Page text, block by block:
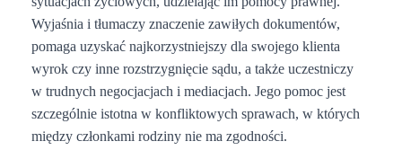
Wyjaśnia i tłumaczy znaczenie zawiłych dokumentów,
pomaga uzyskać najkorzystniejszy dla swojego klienta
wyrok czy inne rozstrzygnięcie sądu, a także uczestniczy
w trudnych negocjacjach i mediacjach. Jego pomoc jest
szczególnie istotna w konfliktowych sprawach, w których
między członkami rodziny nie ma zgodności.